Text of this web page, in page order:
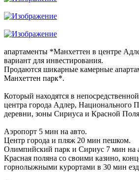
апартаменты *Манхеттен в центре
вариант для инвестирования.
Продаются шикарные камерные
Манхеттен парк*.
Который находятся в
центра города Адлер, Национального
деревни, зоны Сириуса и Красной
Аэропорт 5 мин на авто.
Центр города и пляж 20 мин пешком.
Олимпийский парк и Сириус 7 мин на
Красная поляна со своими казино,
горнолыжными курортами в 30 мин